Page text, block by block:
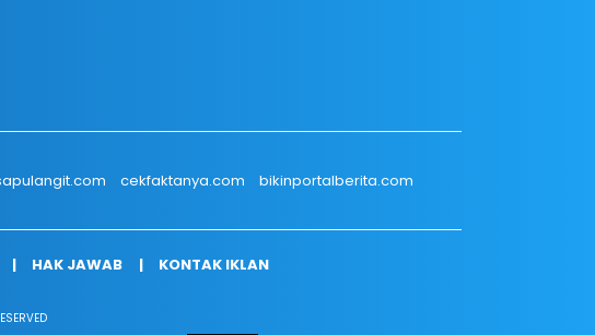
cekfaktanya.com
bikinportalberita.com
HAK JAWAB KONTAK IKLAN